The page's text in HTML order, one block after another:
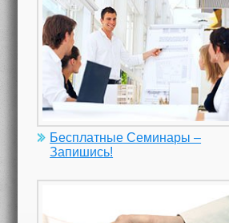
Бесплатные Семинары –
Запишись!